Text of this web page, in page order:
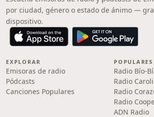
por ciudad, género o estado de ánimo —
dispositivo.
EXPLORAR
Emisoras de radio
Pódcasts
Canciones Populares
POPULARES
Radio Bío-
Radio
Radio
Radio
ADN Radio